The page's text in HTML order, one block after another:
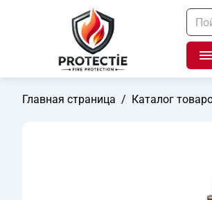
Главная страница / Каталог